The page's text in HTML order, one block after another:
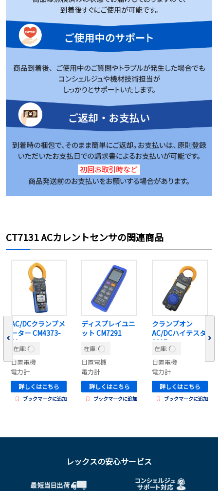
CT7131 ACカレントセンサの関連商品
AC/DCクランプメ
ーター CM4373-
50
在庫:
日置電機
電力計
詳しくはこちら
ブックマークに追加
ディスプレイユニ
ット CM7291
在庫:
日置電機
電力計
詳しくはこちら
ブックマークに追加
クランプオン
AC/DCハイテスタ
3287
在庫:
日置電機
電力計
詳しくはこちら
ブックマークに追加
レックスの安心サービス